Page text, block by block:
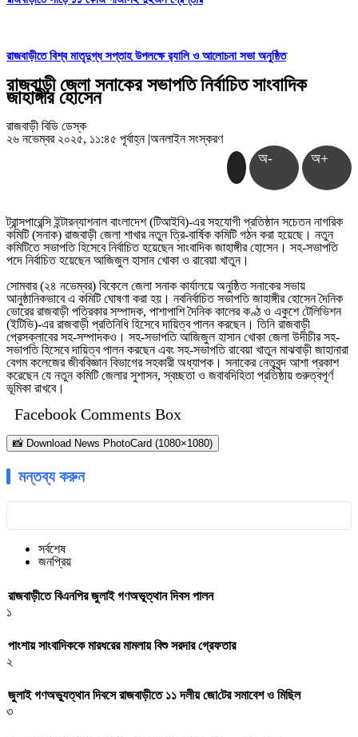
রাজবাড়ীতে বিশ্ব মাতৃদুগ্ধ সপ্তাহ উপলক্ষে র‌্যালি ও আলোচনা সভা অনুষ্ঠিত
রাজবাড়ী জেলা সনাকের সভাপতি নির্বাচিত সাংবাদিক
জাহাঙ্গীর হোসেন
রাজবাড়ী বিডি ডেস্ক
২৬ নভেম্বর ২০২৫, ১১:৪৫ পূর্বাহ্ন |অনলাইন সংস্করণ
অ- অ+
ট্রান্সপারেন্সি ইন্টারন্যাশনাল বাংলাদেশ (টিআইবি)-এর সহযোগী প্রতিষ্ঠান সচেতন নাগরিক
কমিটি (সনাক) রাজবাড়ী জেলা শাখার নতুন ত্রি-বার্ষিক কমিটি গঠন করা হয়েছে। নতুন
কমিটিতে সভাপতি হিসেবে নির্বাচিত হয়েছেন সাংবাদিক জাহাঙ্গীর হোসেন। সহ-সভাপতি
পদে নির্বাচিত হয়েছেন আজিজুল হাসান খোকা ও রাবেয়া খাতুন।
সোমবার (২৪ নভেম্বর) বিকেলে জেলা সনাক কার্যালয়ে অনুষ্ঠিত সনাকের সভায়
আনুষ্ঠানিকভাবে এ কমিটি ঘোষণা করা হয়। নবনির্বাচিত সভাপতি জাহাঙ্গীর হোসেন দৈনিক
ভোরের রাজবাড়ী পত্রিকার সম্পাদক, পাশাপাশি দৈনিক কালের কণ্ঠ ও একুশে টেলিভিশন
(ইটিভি)-এর রাজবাড়ী প্রতিনিধি হিসেবে দায়িত্ব পালন করছেন। তিনি রাজবাড়ী
প্রেসক্লাবের সহ-সম্পাদকও। সহ-সভাপতি আজিজুল হাসান খোকা জেলা উদীচীর সহ-
সভাপতি হিসেবে দায়িত্ব পালন করছেন এবং সহ-সভাপতি রাবেয়া খাতুন মাঝবাড়ী জাহানারা
বেগম কলেজের জীববিজ্ঞান বিভাগের সহকারী অধ্যাপক। সনাকের নেতৃবৃন্দ আশা প্রকাশ
করেছেন যে নতুন কমিটি জেলার সুশাসন, স্বচ্ছতা ও জবাবদিহিতা প্রতিষ্ঠায় গুরুত্বপূর্ণ
ভূমিকা রাখবে।
Facebook Comments Box
📸 Download News PhotoCard (1080×1080)
মন্তব্য করুন
সর্বশেষ
জনপ্রিয়
রাজবাড়ীতে বিএন‌পির জুলাই গণঅভূত্থান দিবস পালন
১
পাংশায় সাংবাদিককে মারধরের মামলায় বিশু সরদার গ্রেফতার
২
জুলাই গণঅভ্যুত্থান দিবসে রাজবাড়ীতে ১১ দলীয় জো‌টের সমাবেশ ও মি‌ছিল
৩